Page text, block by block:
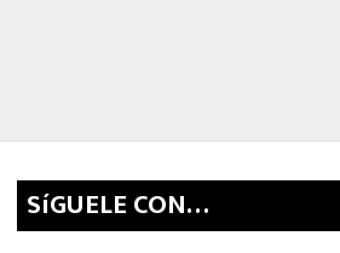
SíGUELE CON…